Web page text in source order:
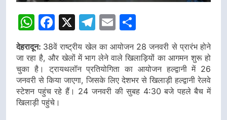
WhatsApp
Facebook
X Telegram
Email
देहरादून: 38वें राष्ट्रीय खेल का आयोजन 28 जनवरी से प्रारंभ होने
जा रहा है, और खेलों में भाग लेने वाले खिलाड़ियों का आगमन शुरू हो
चुका है। ट्रायथलॉन प्रतियोगिता का आयोजन हल्द्वानी में 26
जनवरी से किया जाएगा, जिसके लिए देशभर से खिलाड़ी हल्द्वानी रेलवे
स्टेशन पहुंच रहे हैं। 24 जनवरी की सुबह 4:30 बजे पहले बैच में
खिलाड़ी पहुंचे।